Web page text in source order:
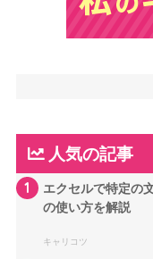
人気の記事
1
エクセルで特定の
の使い方を解説
キャリコツ